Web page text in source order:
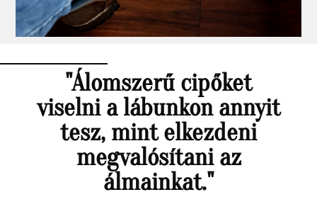
"Álomszerű cipőket
viselni a lábunkon annyit
tesz, mint elkezdeni
megvalósítani az
álmainkat."